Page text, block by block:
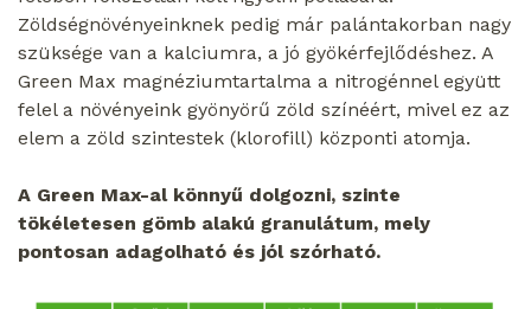
Zöldségnövényeinknek pedig már palántakorban nagy
szüksége van a kalciumra, a jó gyökérfejlődéshez. A
Green Max magnéziumtartalma a nitrogénnel együtt
felel a növényeink gyönyörű zöld színéért, mivel ez az
elem a zöld szintestek (klorofill) központi atomja.
A Green Max-al könnyű dolgozni, szinte
tökéletesen gömb alakú granulátum, mely
pontosan adagolható és jól szórható.